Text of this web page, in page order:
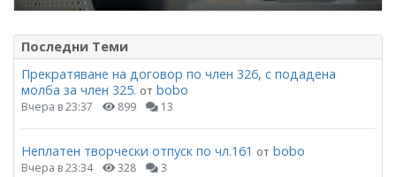
Последни Теми
Прекратяване на договор по член 326, с подадена
молба за член 325. от bobo
Вчера в 23:37 899 13
Неплатен творчески отпуск по чл.161 от bobo
Вчера в 23:34 328 3